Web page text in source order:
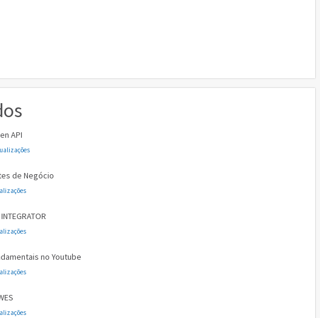
API
de Negócio
no Youtube